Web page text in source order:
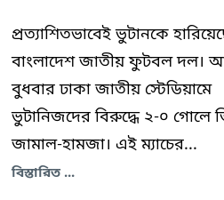
প্রত্যাশিতভাবেই ভুটানকে
বাংলাদেশ জাতীয় ফুটবল দল।
বুধবার ঢাকা জাতীয় স্টেডিয়ামে
ভুটানিজদের বিরুদ্ধে ২-০ গোলে
জামাল-হামজা। এই ম্যাচের...
বিস্তারিত ...